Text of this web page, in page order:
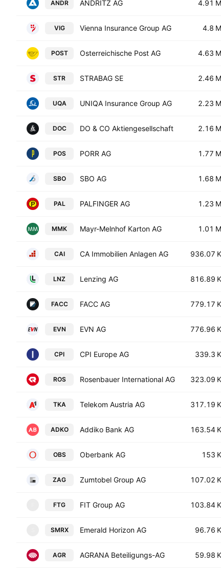
ANDR ANDRITZ AG 4.91 M
VIG Vienna Insurance Group AG 4.8 M
POST Osterreichische Post AG 4.63 M
STR STRABAG SE 2.46 M
UQA UNIQA Insurance Group AG 2.23 M
DOC DO & CO Aktiengesellschaft 2.16 M
POS PORR AG 1.77 M
SBO SBO AG 1.68 M
PAL PALFINGER AG 1.23 M
MMK Mayr-Melnhof Karton AG 1.01 M
CAI CA Immobilien Anlagen AG 936.07 K
LNZ Lenzing AG 816.89 K
FACC FACC AG 779.17 K
EVN EVN AG 776.96 K
CPI CPI Europe AG 339.3 K
ROS Rosenbauer International AG 323.09 K
TKA Telekom Austria AG 317.19 K
ADKO Addiko Bank AG 163.54 K
OBS Oberbank AG 153 K
ZAG Zumtobel Group AG 107.02 K
FTG FIT Group AG 103.84 K
SMRX Emerald Horizon AG 96.76 K
AGR AGRANA Beteiligungs-AG 59.98 K